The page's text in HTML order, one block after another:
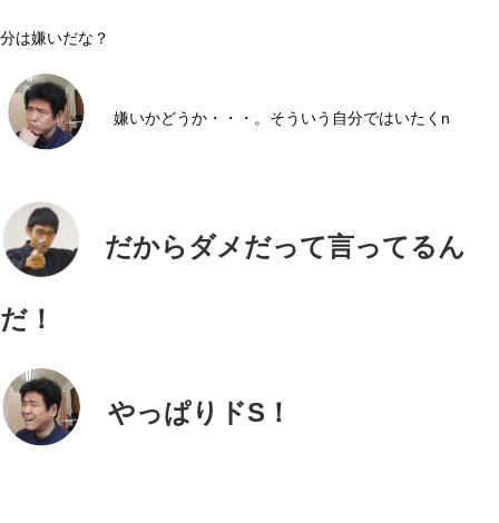
分は嫌いだな？
嫌いかどうか・・・。そういう自分ではいたくn
だからダメだって言ってるん
だ！
やっぱりドS！